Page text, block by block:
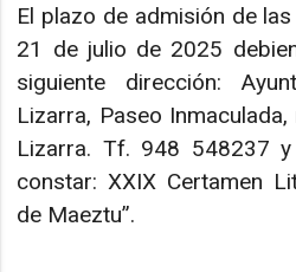
El plazo de admisión de
21 de julio de 2025
siguiente dirección:
Lizarra, Paseo
Lizarra. Tf. 948 548237
constar: XXIX Certamen
de Maeztu”.